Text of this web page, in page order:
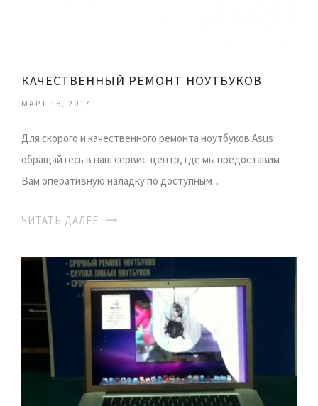
КАЧЕСТВЕННЫЙ РЕМОНТ НОУТБУКОВ
МАРТ 18, 2017
Для скорого и качественного ремонта ноутбуков Asus
обращайтесь в наш сервис-центр, где мы предоставим
Вам оперативную наладку по доступным…
ЧИТАТЬ ДАЛЕЕ